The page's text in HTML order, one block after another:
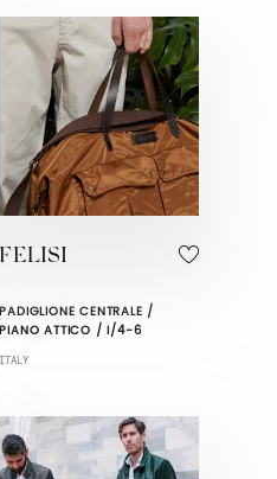
FELISI
PADIGLIONE CENTRALE /
PIANO ATTICO / I/4-6
ITALY